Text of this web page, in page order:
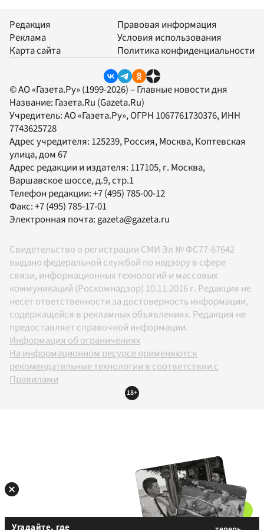
Редакция
Реклама
Карта сайта
Правовая информация
Условия использования
Политика конфиденциальности
© АО «Газета.Ру» (1999-2026) – Главные новости дня
Название: Газета.Ru (Gazeta.Ru)
Учредитель:АО «Газета.Ру», ОГРН 1067761730376, ИНН
7743625728
Адрес учредителя: 125239, Россия, Москва, Коптевская
улица, дом 67
Адрес редакции и издателя: 117105, г. Москва,
Варшавское шоссе, д.9, стр.1
Телефон редакции:+7 (495) 785-00-12
Факс:+7 (495) 785-17-01
Электронная почта:gazeta@gazeta.ru
Свидетельство о регистрации СМИ Эл № ФС77-67642
выдано федеральной службой по надзору в сфере
связи, информационных технологий и массовых
коммуникаций (Роскомнадзор) 10.11.2016 г. Редакция не
несет ответственности за достоверность информации,
содержащейся в рекламных объявлениях. Редакция не
предоставляет справочной информации.
Информация об ограничениях
На информационном ресурсе применяются
рекомендательные технологии в соответствии с
Правилами
18+
Угадайте, где